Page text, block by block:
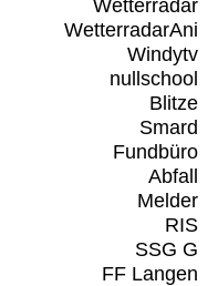
Wetterradar
WetterradarAni
Windytv
nullschool
Blitze
Smard
Fundbüro
Abfall
Melder
RIS
SSG G
FF Langen